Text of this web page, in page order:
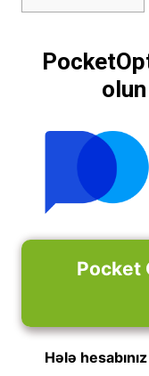
Pocket
Hələ